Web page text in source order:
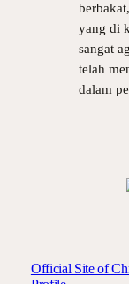
yang di
sangat
telah
dalam
Official Site of